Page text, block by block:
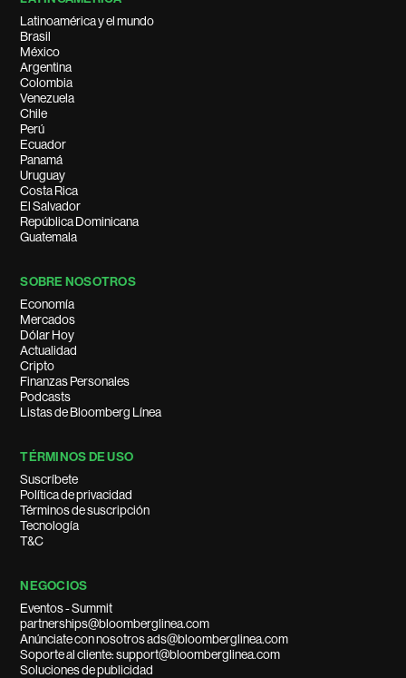
Latinoamérica y el mundo
Brasil
México
Argentina
Colombia
Venezuela
Chile
Perú
Ecuador
Panamá
Uruguay
Costa Rica
El Salvador
República Dominicana
Guatemala
SOBRE NOSOTROS
Economía
Mercados
Dólar Hoy
Actualidad
Cripto
Finanzas Personales
Podcasts
Listas de Bloomberg Línea
TÉRMINOS DE USO
Suscríbete
Política de privacidad
Términos de suscripción
Tecnología
T&C
NEGOCIOS
Eventos - Summit
partnerships@bloomberglinea.com
Anúnciate con nosotros ads@bloomberglinea.com
Soporte al cliente: support@bloomberglinea.com
Soluciones de publicidad